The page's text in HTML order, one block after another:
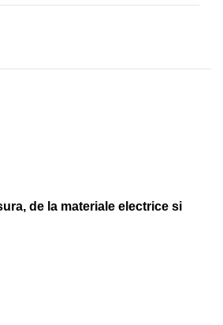
de la materiale electrice si